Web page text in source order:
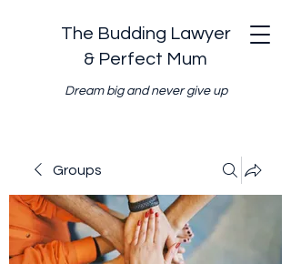
The Budding Lawyer
& Perfect Mum
Dream big and never give up
Groups